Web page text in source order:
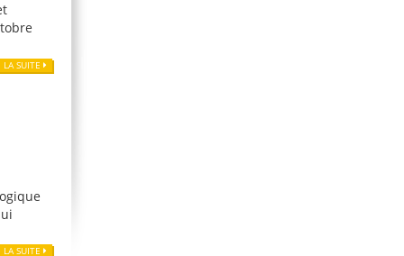
LA SUITE
LA SUITE